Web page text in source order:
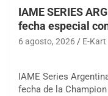
IAME SERIES
fecha especial
6 agosto, 2026 E-Kart
IAME Series
fecha de la